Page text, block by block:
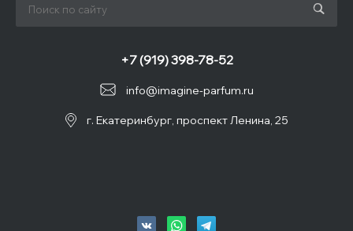
info@imagine-parfum.ru
+7 (919) 398-78-52
г. Екатеринбург, проспект Ленина, 25